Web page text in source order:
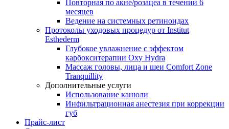
Повторная по акне/розацеа в течении 6
месяцев
Ведение на системных ретиноидах
Протоколы уходовых процедур от Institut
Esthederm
Глубокое увлажнение с эффектом
карбокситерапии Oxy Hydra
Массаж головы, лица и шеи Comfort Zone
Tranquillity
Дополнительные услуги
Использование канюли
Инфильтрационная анестезия при коррекции
губ
Прайс-лист